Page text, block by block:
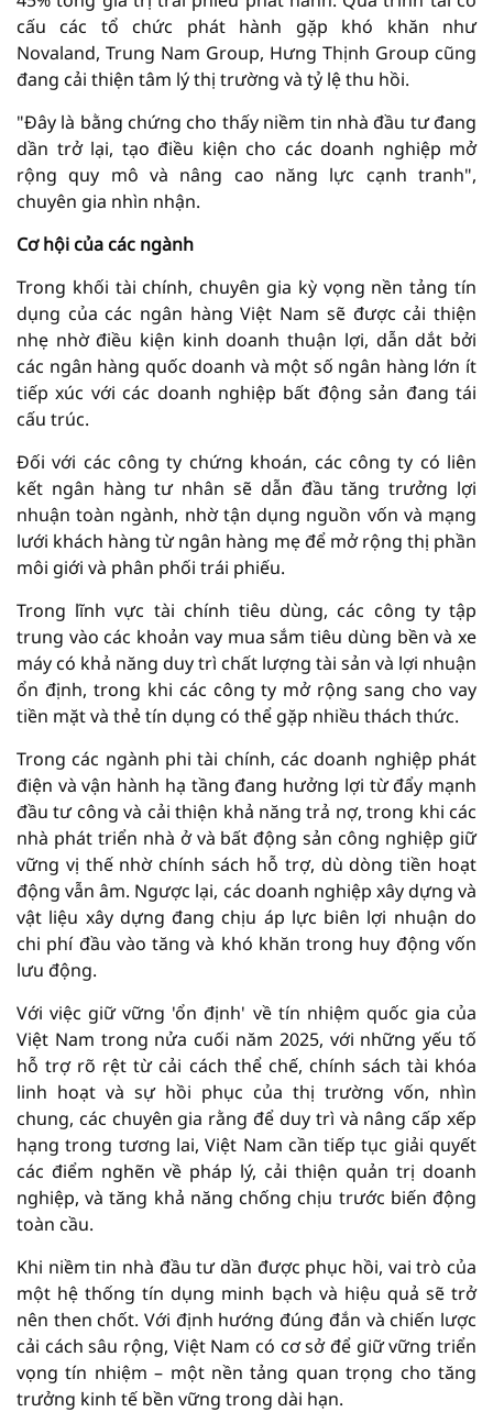
cấu các tổ chức phát hành gặp khó khăn như
Novaland, Trung Nam Group, Hưng Thịnh Group cũng
đang cải thiện tâm lý thị trường và tỷ lệ thu hồi.
"Đây là bằng chứng cho thấy niềm tin nhà đầu tư đang
dần trở lại, tạo điều kiện cho các doanh nghiệp mở
rộng quy mô và nâng cao năng lực cạnh tranh",
chuyên gia nhìn nhận.
Cơ hội của các ngành
Trong khối tài chính, chuyên gia kỳ vọng nền tảng tín
dụng của các ngân hàng Việt Nam sẽ được cải thiện
nhẹ nhờ điều kiện kinh doanh thuận lợi, dẫn dắt bởi
các ngân hàng quốc doanh và một số ngân hàng lớn ít
tiếp xúc với các doanh nghiệp bất động sản đang tái
cấu trúc.
Đối với các công ty chứng khoán, các công ty có liên
kết ngân hàng tư nhân sẽ dẫn đầu tăng trưởng lợi
nhuận toàn ngành, nhờ tận dụng nguồn vốn và mạng
lưới khách hàng từ ngân hàng mẹ để mở rộng thị phần
môi giới và phân phối trái phiếu.
Trong lĩnh vực tài chính tiêu dùng, các công ty tập
trung vào các khoản vay mua sắm tiêu dùng bền và xe
máy có khả năng duy trì chất lượng tài sản và lợi nhuận
ổn định, trong khi các công ty mở rộng sang cho vay
tiền mặt và thẻ tín dụng có thể gặp nhiều thách thức.
Trong các ngành phi tài chính, các doanh nghiệp phát
điện và vận hành hạ tầng đang hưởng lợi từ đẩy mạnh
đầu tư công và cải thiện khả năng trả nợ, trong khi các
nhà phát triển nhà ở và bất động sản công nghiệp giữ
vững vị thế nhờ chính sách hỗ trợ, dù dòng tiền hoạt
động vẫn âm. Ngược lại, các doanh nghiệp xây dựng và
vật liệu xây dựng đang chịu áp lực biên lợi nhuận do
chi phí đầu vào tăng và khó khăn trong huy động vốn
lưu động.
Với việc giữ vững 'ổn định' về tín nhiệm quốc gia của
Việt Nam trong nửa cuối năm 2025, với những yếu tố
hỗ trợ rõ rệt từ cải cách thể chế, chính sách tài khóa
linh hoạt và sự hồi phục của thị trường vốn, nhìn
chung, các chuyên gia rằng để duy trì và nâng cấp xếp
hạng trong tương lai, Việt Nam cần tiếp tục giải quyết
các điểm nghẽn về pháp lý, cải thiện quản trị doanh
nghiệp, và tăng khả năng chống chịu trước biến động
toàn cầu.
Khi niềm tin nhà đầu tư dần được phục hồi, vai trò của
một hệ thống tín dụng minh bạch và hiệu quả sẽ trở
nên then chốt. Với định hướng đúng đắn và chiến lược
cải cách sâu rộng, Việt Nam có cơ sở để giữ vững triển
vọng tín nhiệm – một nền tảng quan trọng cho tăng
trưởng kinh tế bền vững trong dài hạn.